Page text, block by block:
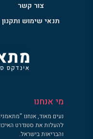
צור קשר
תנאי שימוש ותקנון
מי אנחנו
נעים מאוד, אנחנו
להעלות את סטנדרט
והבריאות בישראל.